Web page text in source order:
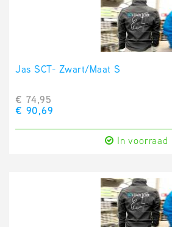
Jas SCT- Zwart/Maat S
€ 74,95
€ 90,69
In voorraad